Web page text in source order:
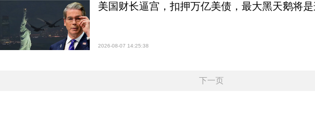
美国财长逼宫，扣押万亿美债，最大黑天鹅将
2026-08-07 14:25:38
下一页